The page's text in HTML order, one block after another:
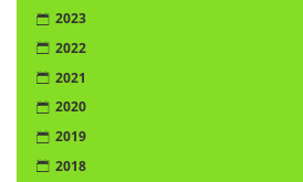
2023
2022
2021
2020
2019
2018